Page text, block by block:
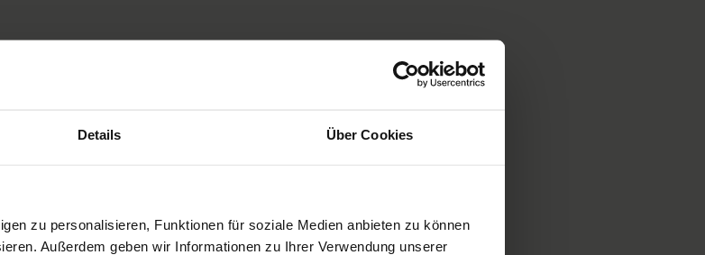
Details Über Cookies
zu personalisieren, Funktionen für soziale Medien anbieten zu können
Außerdem geben wir Informationen zu Ihrer Verwendung unserer
Wirkung und Vorteile der Übungs-Sequenz
Schafft Klarheit und wirkt reinigend. Du stärkst deine Achtsamkeit für Düfte und Gerüche.
Besonders zu beachten bei diesem Video
Cornelia trägt eine Leggings vonOGNX.